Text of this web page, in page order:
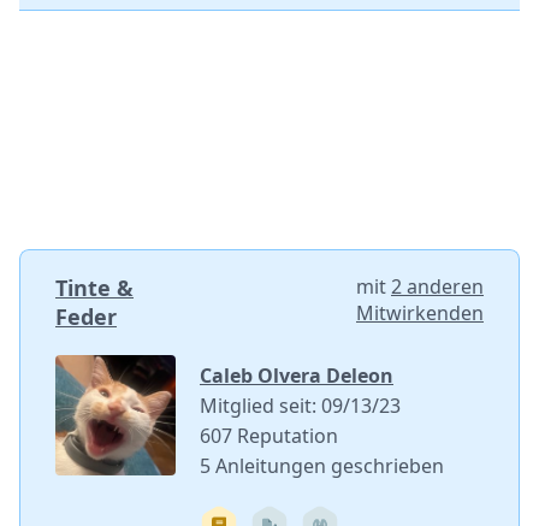
Tinte &
Feder
mit2 anderen
Mitwirkenden
Caleb Olvera Deleon
Mitglied seit: 09/13/23
607 Reputation
5 Anleitungen geschrieben